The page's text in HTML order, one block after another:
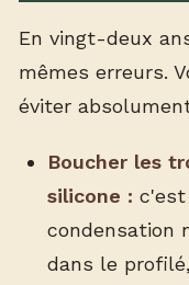
En vingt-deux
mêmes erreurs.
éviter
Boucher les
silicone : c'est
condensation
dans le